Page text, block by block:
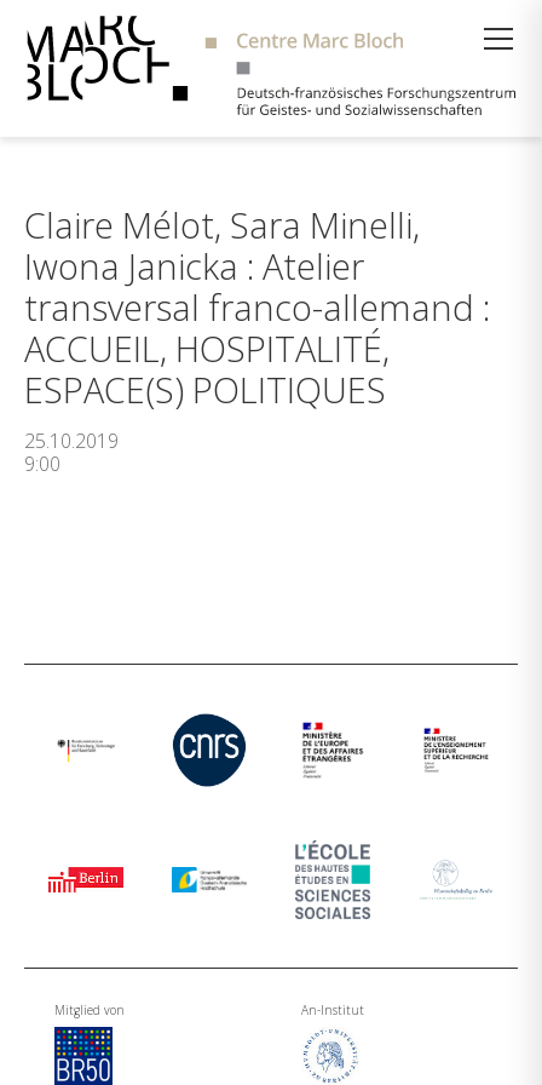
Claire Mélot, Sara Minelli,
Iwona Janicka : Atelier
transversal franco-allemand :
ACCUEIL, HOSPITALITÉ,
ESPACE(S) POLITIQUES
25.10.2019
9:00
Mitglied von An-Institut